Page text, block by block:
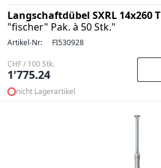
Langschaftdübel SXRL 14x260 T
"fischer" Pak. à 50 Stk."
Artikel-Nr: FI530928
CHF / 100 Stk.
1'775.24
nicht Lagerartikel